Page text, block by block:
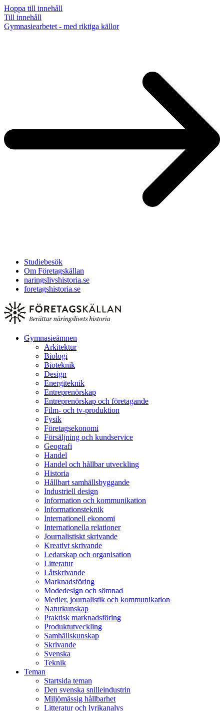
Hoppa till innehåll
Till innehåll
Gymnasiearbetet - med riktiga källor
Studiebesök
Om Företagskällan
naringslivshistoria.se
foretagshistoria.se
Gymnasieämnen
Arkitektur
Biologi
Bioteknik
Design
Energiteknik
Entreprenörskap
Entreprenörskap och företagande
Film- och tv-produktion
Fysik
Företagsekonomi
Försäljning och kundservice
Geografi
Handel
Handel och hållbar utveckling
Historia
Hållbart samhällsbyggande
Industriell design
Information och kommunikation
Informationsteknik
Internationell ekonomi
Internationella relationer
Journalistiskt skrivande
Kreativt skrivande
Ledarskap och organisation
Litteratur
Låtskrivande
Marknadsföring
Modedesign och sömnad
Medier, journalistik och kommunikation
Naturkunskap
Praktisk marknadsföring
Produktutveckling
Samhällskunskap
Skrivande
Svenska
Teknik
Teman
Startsida teman
Den svenska snilleindustrin
Miljömässig hållbarhet
Litteratur och lyrikanalys